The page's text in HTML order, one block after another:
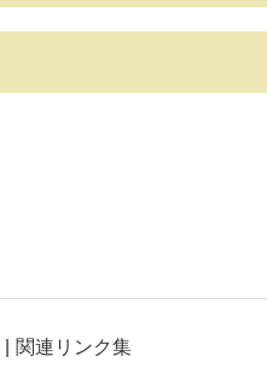
関連リンク集